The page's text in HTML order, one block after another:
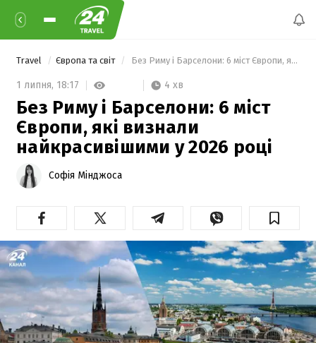
Travel Європа та світ Без Риму і Барселони: 6 міст Європи, які визнали найкрасивішими у 2026 році
1 липня, 18:17 4 хв
Без Риму і Барселони: 6 міст
Європи, які визнали
найкрасивішими у 2026 році
Софія Мінджоса